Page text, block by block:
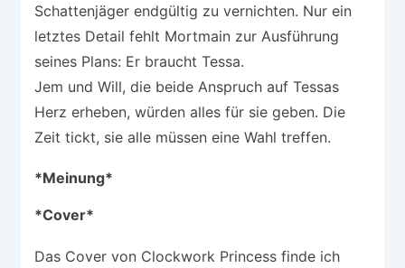
Schattenjäger endgültig zu vernichten. Nur ein
letztes Detail fehlt Mortmain zur Ausführung
seines Plans: Er braucht Tessa.
Jem und Will, die beide Anspruch auf Tessas
Herz erheben, würden alles für sie geben. Die
Zeit tickt, sie alle müssen eine Wahl treffen.
*Meinung*
*Cover*
Das Cover von Clockwork Princess finde ich